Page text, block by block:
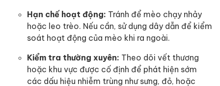
Hạn chế hoạt động: Tránh để mèo chạy nhảy
hoặc leo trèo. Nếu cần, sử dụng dây dẫn để kiểm
soát hoạt động của mèo khi ra ngoài.
Kiểm tra thường xuyên: Theo dõi vết thương
hoặc khu vực được cố định để phát hiện sớm
các dấu hiệu nhiễm trùng như sưng, đỏ, hoặc